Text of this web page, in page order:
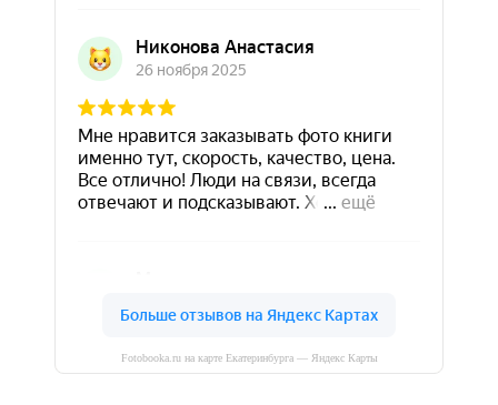
Fotobooka.ru на карте Екатеринбурга — Яндекс Карты